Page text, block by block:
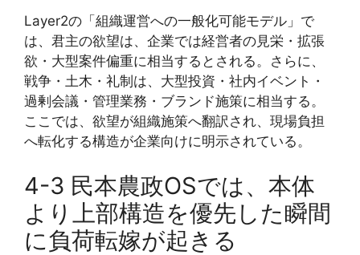
Layer2の「組織運営への一般化可能モデル」で
は、君主の欲望は、企業では経営者の見栄・拡張
欲・大型案件偏重に相当するとされる。さらに、
戦争・土木・礼制は、大型投資・社内イベント・
過剰会議・管理業務・ブランド施策に相当する。
ここでは、欲望が組織施策へ翻訳され、現場負担
へ転化する構造が企業向けに明示されている。
4-3 民本農政OSでは、本体
より上部構造を優先した瞬間
に負荷転嫁が起きる